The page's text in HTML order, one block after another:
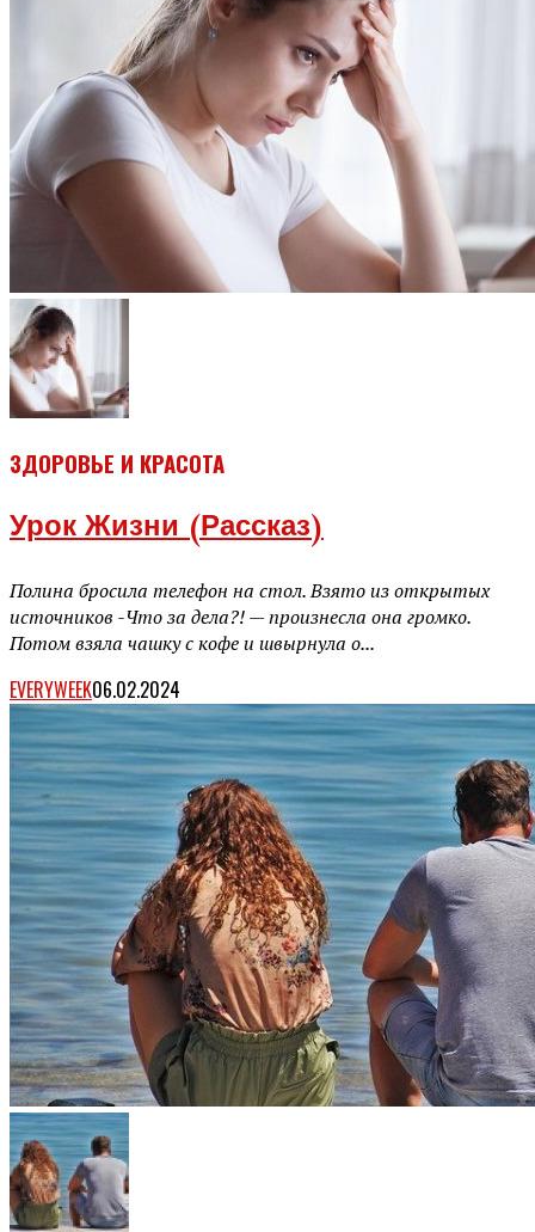
ЗДОРОВЬЕ И КРАСОТА
Урок Жизни (рассказ)
Полина бросила телефон на стол. Взято из открытых
источников -Что за дела?! — произнесла она громко.
Потом взяла чашку с кофе и швырнула о...
EVERYWEEK06.02.2024